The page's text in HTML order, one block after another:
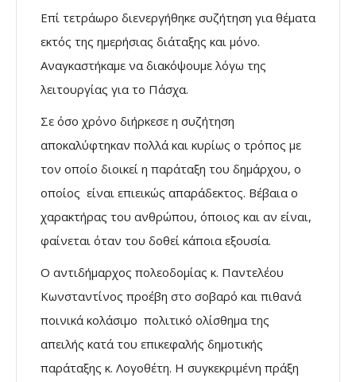
Επί τετράωρο διενεργήθηκε συζήτηση για θέματα
εκτός της ημερήσιας διάταξης και μόνο.
Αναγκαστήκαμε να διακόψουμε λόγω της
λειτουργίας για το Πάσχα.
Σε όσο χρόνο διήρκεσε η συζήτηση
αποκαλύφτηκαν πολλά και κυρίως ο τρόπος με
τον οποίο διοικεί η παράταξη του δημάρχου, ο
οποίος είναι επιεικώς απαράδεκτος. Βέβαια ο
χαρακτήρας του ανθρώπου, όποιος και αν είναι,
φαίνεται όταν του δοθεί κάποια εξουσία.
Ο αντιδήμαρχος πολεοδομίας κ. Παντελέου
Κωνσταντίνος προέβη στο σοβαρό και πιθανά
ποινικά κολάσιμο πολιτικό ολίσθημα της
απειλής κατά του επικεφαλής δημοτικής
παράταξης κ. Λογοθέτη. Η συγκεκριμένη πράξη